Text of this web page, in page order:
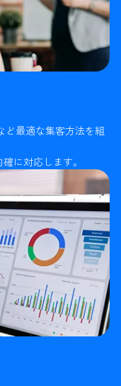
ど最適な集客方法を組
に対応します。